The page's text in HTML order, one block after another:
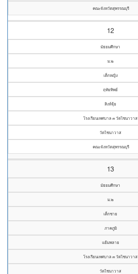
คณะจังหวัดสุพรรณบุรี
12
มัธยมศึกษา
ม.๒
เด็กหญิง
ฤทัยทิพย์
สิงห์จุ้ย
โรงเรียนเทศบาล ๓ วัดไชนาวาส
วัดไชนาวาส
คณะจังหวัดสุพรรณบุรี
13
มัธยมศึกษา
ม.๒
เด็กชาย
ภาคภูมิ
แย้มพลาย
โรงเรียนเทศบาล ๓ วัดไชนาวาส
วัดไชนาวาส